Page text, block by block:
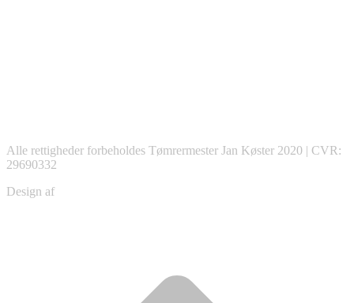
Alle rettigheder forbeholdes Tømrermester Jan Køster 2020 | CVR:
29690332
Design af